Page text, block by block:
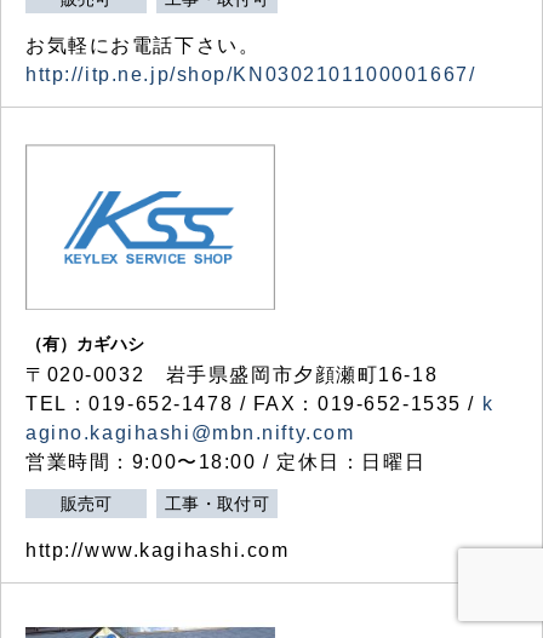
お気軽にお電話下さい。
http://itp.ne.jp/shop/KN0302101100001667/
（有）カギハシ
〒020-0032 岩手県盛岡市夕顔瀬町16-18
TEL：019-652-1478 / FAX：019-652-1535 / k
agino.kagihashi@mbn.nifty.com
営業時間：9:00〜18:00 / 定休日：日曜日
販売可 工事・取付可
http://www.kagihashi.com